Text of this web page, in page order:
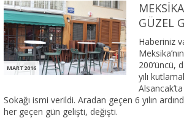
MART2016
GÜZEL
Haberiniz
200’üncü,
yılı
Sokağı ismi verildi. Aradan geçen 6 yılın
her geçen gün gelişti, değişti.